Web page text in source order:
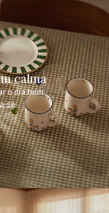
calma
o dia bem
se